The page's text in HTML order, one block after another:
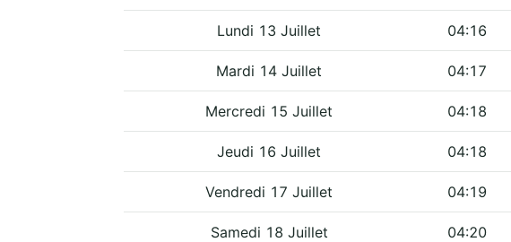
Lundi 13 Juillet 04:16
Mardi 14 Juillet 04:17
Mercredi 15 Juillet 04:18
Jeudi 16 Juillet 04:18
Vendredi 17 Juillet 04:19
Samedi 18 Juillet 04:20